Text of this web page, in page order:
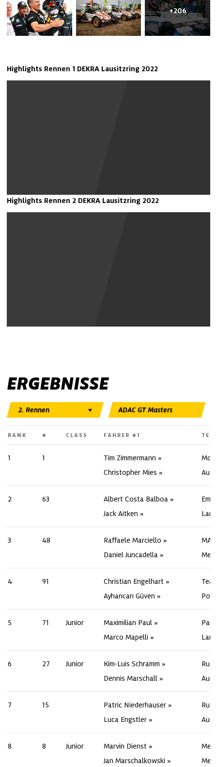
+206
Highlights Rennen 1 DEKRA Lausitzring 2022
Highlights Rennen 2 DEKRA Lausitzring 2022
ERGEBNISSE
RANK # CLASS FAHRER #1
1 1
Tim Zimmermann
Christopher Mies
Audi
2 63
Albert Costa Balboa
Jack Aitken
Emil
3 48
Raffaele Marciello
Daniel Juncadella
4 91
Christian Engelhart
Ayhancan Güven
5 71 Junior
Maximilian Paul
Marco Mapelli
6 27 Junior
Kim-Luis Schramm
Dennis Marschall
Audi
7 15
Patric Niederhauser
Luca Engstler
Audi
8 8 Junior
Marvin Dienst
Jan Marschalkowski